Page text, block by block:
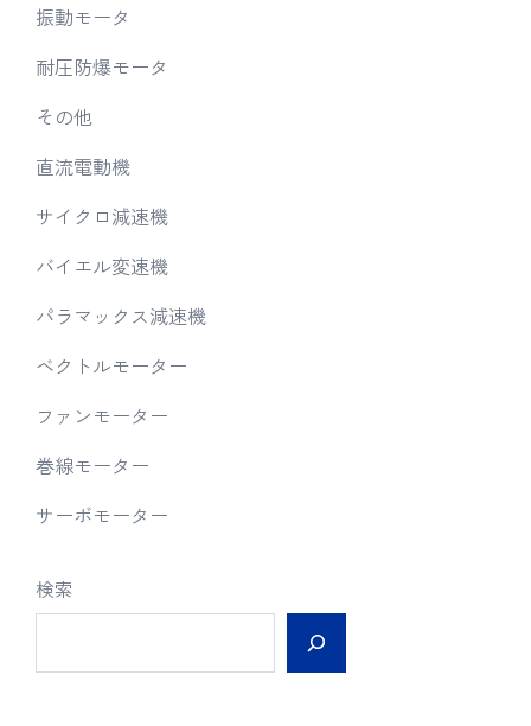
振動モータ
耐圧防爆モータ
その他
直流電動機
サイクロ減速機
バイエル変速機
パラマックス減速機
ベクトルモーター
ファンモーター
巻線モーター
サーボモーター
検索